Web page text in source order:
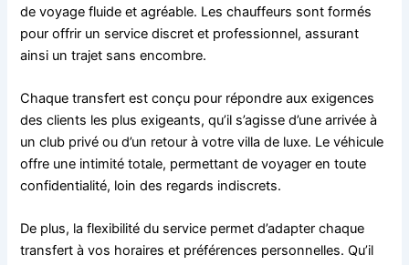
de voyage fluide et agréable. Les chauffeurs sont formés
pour offrir un service discret et professionnel, assurant
ainsi un trajet sans encombre.
Chaque transfert est conçu pour répondre aux exigences
des clients les plus exigeants, qu’il s’agisse d’une arrivée à
un club privé ou d’un retour à votre villa de luxe. Le véhicule
offre une intimité totale, permettant de voyager en toute
confidentialité, loin des regards indiscrets.
De plus, la flexibilité du service permet d’adapter chaque
transfert à vos horaires et préférences personnelles. Qu’il